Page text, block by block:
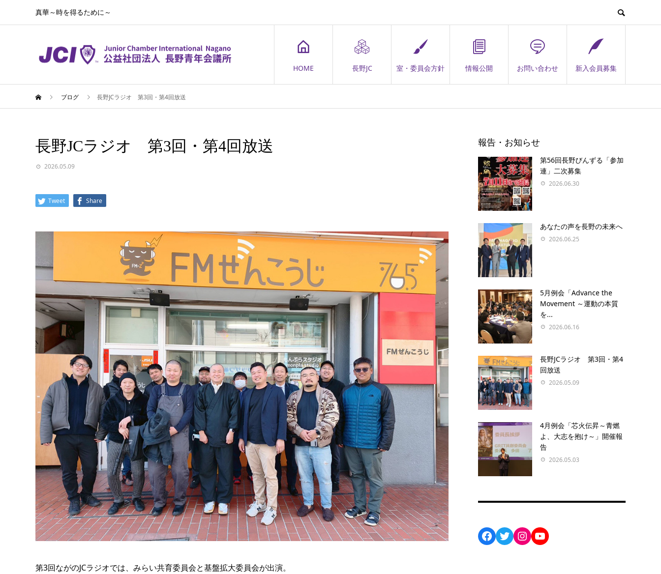
真華～時を得るために～
HOME 長野JC 室・委員会方針 情報公開 お問い合わせ 新入会員募集
ブログ 長野JCラジオ 第3回・第4回放送
長野JCラジオ 第3回・第4回放送
2026.05.09
Tweet Share
第3回ながのJCラジオでは、みらい共育委員会と基盤拡大委員会が出演。
報告・お知らせ
第56回長野びんずる「参加
連」二次募集
2026.06.30
あなたの声を⻑野の未来へ
2026.06.25
5月例会「Advance the
Movement ～運動の本質
を...
2026.06.16
長野JCラジオ 第3回・第4
回放送
2026.05.09
4月例会「芯火伝昇～青燃
よ、大志を抱け～」開催報
告
2026.05.03
Facebook
Twitter
Instagram
YouTube